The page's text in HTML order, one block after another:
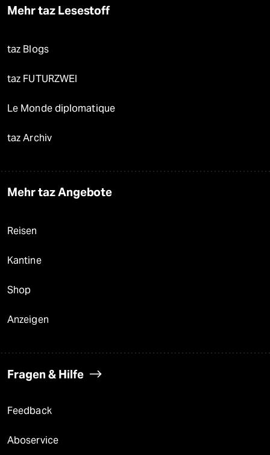
Mehr taz Lesestoff
taz Blogs
taz FUTURZWEI
Le Monde diplomatique
taz Archiv
Mehr taz Angebote
Reisen
Kantine
Shop
Anzeigen
Fragen & Hilfe
Feedback
Aboservice